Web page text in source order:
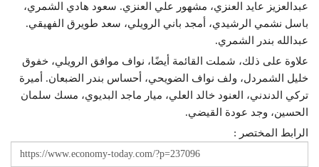
عبدالعزيز عايد العنزي، مشهور علي العنزي. سعود هادي الشمري،
باسل نشمي الرشيدي، أمجد باني الرويلي، سعد طويرق الفهيقي.
عبدالله بندر الشمري.
علاوة على ذلك، شملت القائمة أيضًا، نواف موافق الرويلي، خفوق
خليل الشمردل، ولف نواف الضويحي، أحساس بندر الضبعان. أميرة
تركي الدندني، العنود خالد العلي، ميار ماجد البديوي، مسك سلمان
الحسين، وجد عودة القيضي.
الرابط المختصر :